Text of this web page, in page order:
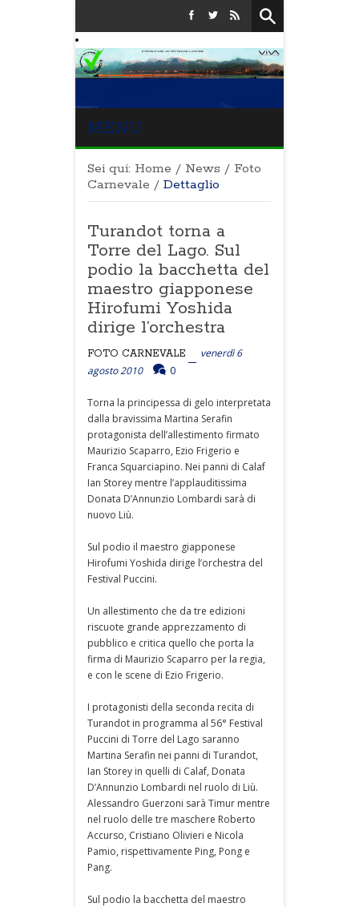
MENU
Sei qui: Home / News / Foto
Carnevale / Dettaglio
Turandot torna a
Torre del Lago. Sul
podio la bacchetta del
maestro giapponese
Hirofumi Yoshida
dirige l’orchestra
FOTO CARNEVALE
venerdì 6
agosto 2010
0
Torna la principessa di gelo interpretata
dalla bravissima Martina Serafin
protagonista dell’allestimento firmato
Maurizio Scaparro, Ezio Frigerio e
Franca Squarciapino. Nei panni di Calaf
Ian Storey mentre l’applauditissima
Donata D’Annunzio Lombardi sarà di
nuovo Liù.
Sul podio il maestro giapponese
Hirofumi Yoshida dirige l’orchestra del
Festival Puccini.
Un allestimento che da tre edizioni
riscuote grande apprezzamento di
pubblico e critica quello che porta la
firma di Maurizio Scaparro per la regia,
e con le scene di Ezio Frigerio.
I protagonisti della seconda recita di
Turandot in programma al 56° Festival
Puccini di Torre del Lago saranno
Martina Serafin nei panni di Turandot,
Ian Storey in quelli di Calaf, Donata
D’Annunzio Lombardi nel ruolo di Liù.
Alessandro Guerzoni sarà Timur mentre
nel ruolo delle tre maschere Roberto
Accurso, Cristiano Olivieri e Nicola
Pamio, rispettivamente Ping, Pong e
Pang.
Sul podio la bacchetta del maestro